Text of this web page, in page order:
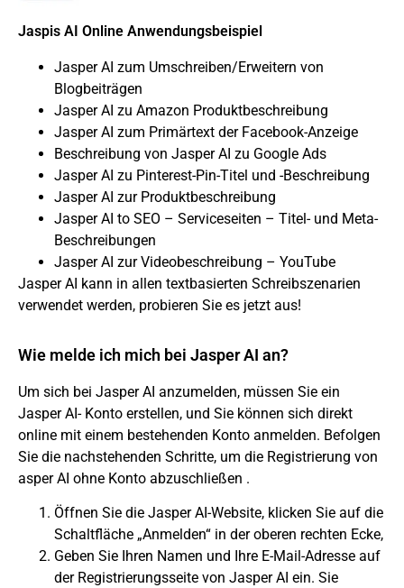
Jaspis AI Online Anwendungsbeispiel
Jasper AI zum Umschreiben/Erweitern von
Blogbeiträgen
Jasper AI zu Amazon Produktbeschreibung
Jasper AI zum Primärtext der Facebook-Anzeige
Beschreibung von Jasper AI zu Google Ads
Jasper AI zu Pinterest-Pin-Titel und -Beschreibung
Jasper AI zur Produktbeschreibung
Jasper AI to SEO – Serviceseiten – Titel- und Meta-
Beschreibungen
Jasper AI zur Videobeschreibung – YouTube
Jasper AI kann in allen textbasierten Schreibszenarien
verwendet werden, probieren Sie es jetzt aus!
Wie melde ich mich bei Jasper AI an?
Um sich bei Jasper AI anzumelden, müssen Sie ein
Jasper AI- Konto erstellen, und Sie können sich direkt
online mit einem bestehenden Konto anmelden. Befolgen
Sie die nachstehenden Schritte, um die Registrierung von
asper AI ohne Konto abzuschließen .
Öffnen Sie die Jasper AI-Website, klicken Sie auf die
Schaltfläche „Anmelden“ in der oberen rechten Ecke,
Geben Sie Ihren Namen und Ihre E-Mail-Adresse auf
der Registrierungsseite von Jasper AI ein. Sie